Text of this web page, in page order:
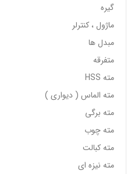
گیره
ماژول ، کنترلر
مبدل ها
متفرقه
مته HSS
مته الماس ( دیواری )
مته برگی
مته چوب
مته کبالت
مته نیزه ای